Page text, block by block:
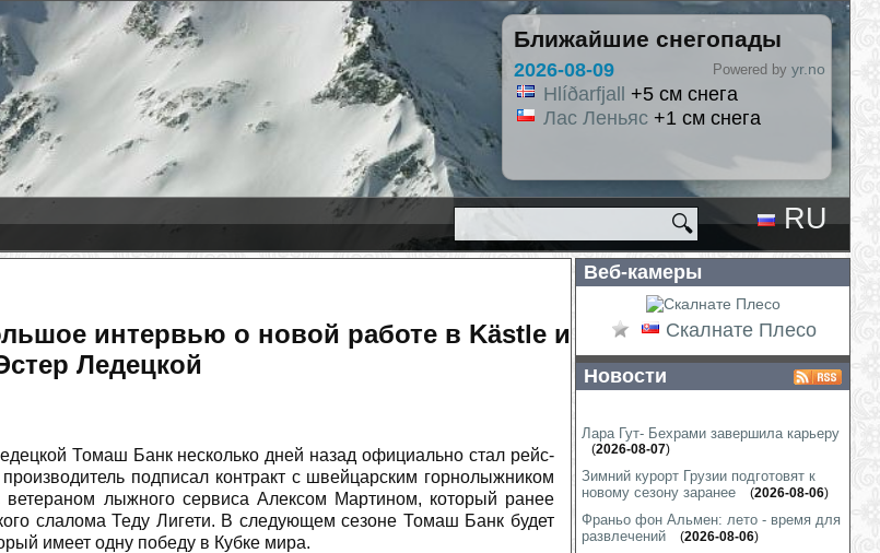
Ближайшие снегопады
Powered by yr.no
+8 см снега
2026-08-09
Hlíðarfjall
+5 см снега
Лас Леньяс +1 см снега
RU
🔍
интервью о новой работе в Kästle и
Ледецкой
Томаш Банк несколько дней назад официально стал рейс-
подписал контракт с швейцарским горнолыжником
лыжного сервиса Алексом Мартином, который ранее
слалома Теду Лигети. В следующем сезоне Томаш Банк будет
имеет одну победу в Кубке мира.
Веб-камеры
Скалнате Плесо
Новости
Лара Гут- Бехрами завершила карьеру
(2026-08-07)
Зимний курорт Грузии подготовят к
новому сезону заранее
(2026-08-06)
Франьо фон Альмен: лето - время для
развлечений
(2026-08-06)